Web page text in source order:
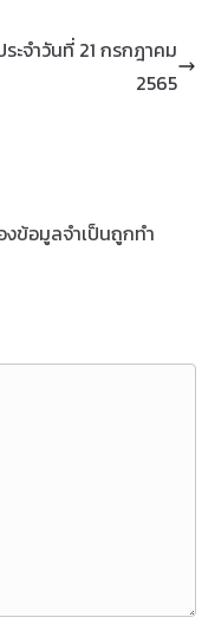
ะจำวันที่ 21 กรกฎาคม
2565
งข้อมูลจำเป็นถูกทำ